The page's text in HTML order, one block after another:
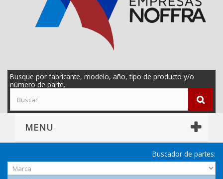
Busque por fabricante, modelo, año, tipo de producto y/o
número de parte.
MENU
Buscador de partes: